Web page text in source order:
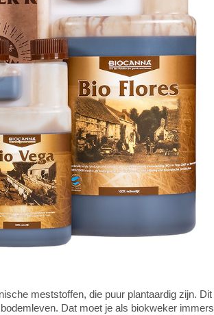
meststoffen, die puur plantaardig zijn.
Dat moet je als biokweker immers